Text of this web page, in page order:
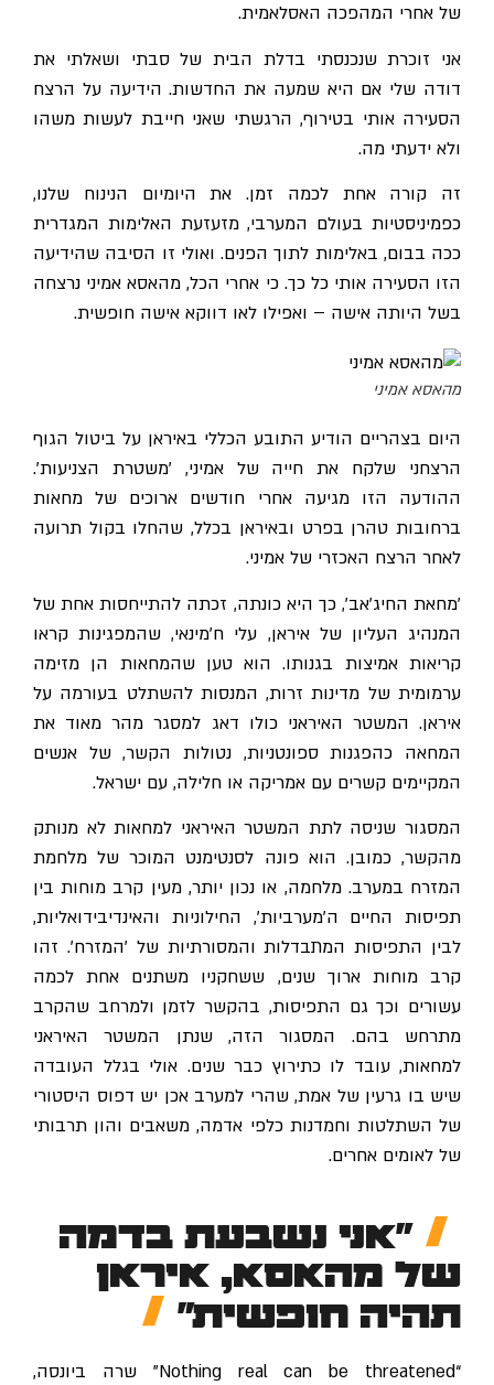
של אחרי המהפכה האסלאמית.
אני זוכרת שנכנסתי בדלת הבית של סבתי ושאלתי את
דודה שלי אם היא שמעה את החדשות. הידיעה על הרצח
הסעירה אותי בטירוף, הרגשתי שאני חייבת לעשות משהו
ולא ידעתי מה.
זה קורה אחת לכמה זמן. את היומיום הנינוח שלנו,
כפמיניסטיות בעולם המערבי, מזעזעת האלימות המגדרית
ככה בבום, באלימות לתוך הפנים. ואולי זו הסיבה שהידיעה
הזו הסעירה אותי כל כך. כי אחרי הכל, מהאסא אמיני נרצחה
בשל היותה אישה – ואפילו לאו דווקא אישה חופשית.
מהאסא אמיני
היום בצהריים הודיע התובע הכללי באיראן על ביטול הגוף
הרצחני שלקח את חייה של אמיני, 'משטרת הצניעות'.
ההודעה הזו מגיעה אחרי חודשים ארוכים של מחאות
ברחובות טהרן בפרט ובאיראן בכלל, שהחלו בקול תרועה
לאחר הרצח האכזרי של אמיני.
'מחאת החיג'אב', כך היא כונתה, זכתה להתייחסות אחת של
המנהיג העליון של איראן, עלי ח'מינאי, שהמפגינות קראו
קריאות אמיצות בגנותו. הוא טען שהמחאות הן מזימה
ערמומית של מדינות זרות, המנסות להשתלט בעורמה על
איראן. המשטר האיראני כולו דאג למסגר מהר מאוד את
המחאה כהפגנות ספונטניות, נטולות הקשר, של אנשים
המקיימים קשרים עם אמריקה או חלילה, עם ישראל.
המסגור שניסה לתת המשטר האיראני למחאות לא מנותק
מהקשר, כמובן. הוא פונה לסנטימנט המוכר של מלחמת
המזרח במערב. מלחמה, או נכון יותר, מעין קרב מוחות בין
תפיסות החיים ה'מערביות', החילוניות והאינדיבידואליות,
לבין התפיסות המתבדלות והמסורתיות של 'המזרח'. זהו
קרב מוחות ארוך שנים, ששחקניו משתנים אחת לכמה
עשורים וכך גם התפיסות, בהקשר לזמן ולמרחב שהקרב
מתרחש בהם. המסגור הזה, שנתן המשטר האיראני
למחאות, עובד לו כתירוץ כבר שנים. אולי בגלל העובדה
שיש בו גרעין של אמת, שהרי למערב אכן יש דפוס היסטורי
של השתלטות וחמדנות כלפי אדמה, משאבים והון תרבותי
של לאומים אחרים.
"אני נשבעת בדמה
של מהאסא, איראן
תהיה חופשית"
“Nothing real can be threatened” שרה ביונסה,